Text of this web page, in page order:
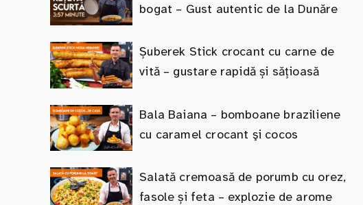
bogat – Gust autentic de la Dunăre
Șuberek Stick crocant cu carne de
vită – gustare rapidă și sățioasă
Bala Baiana – bomboane braziliene
cu caramel crocant şi cocos
Salată cremoasă de porumb cu orez,
fasole și feta – explozie de arome